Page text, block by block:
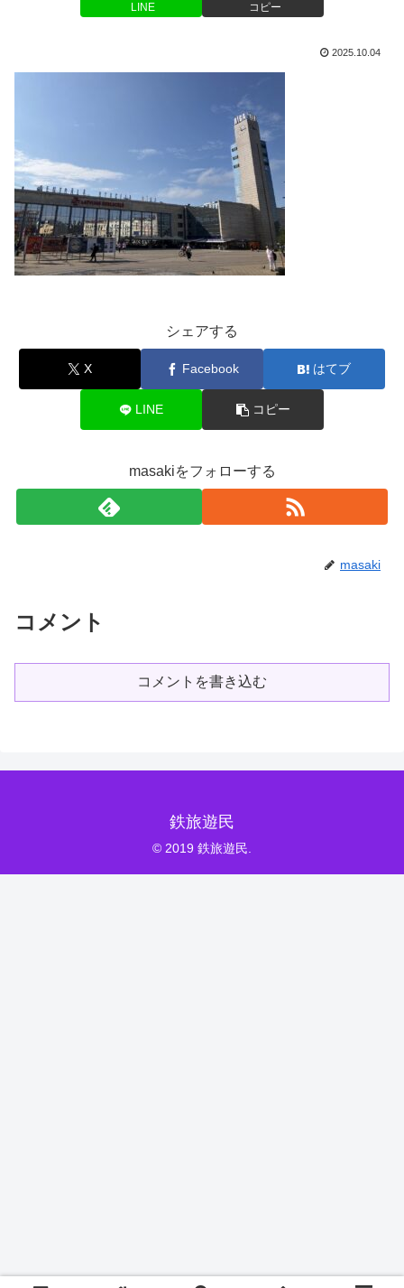
LINE コピー
2025.10.04
シェアする
X Facebook はてブ
LINE コピー
masakiをフォローする
masaki
コメント
コメントを書き込む
鉄旅遊民
© 2019 鉄旅遊民.